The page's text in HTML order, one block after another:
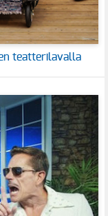
teatterilavalla